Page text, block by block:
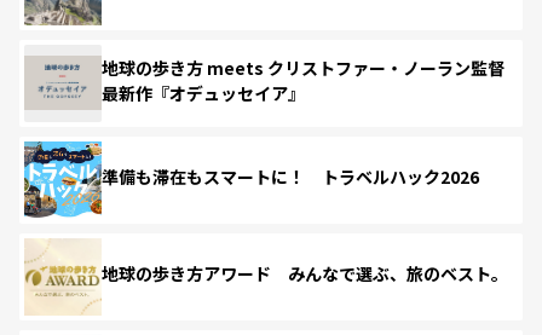
地球の歩き方 meets クリストファー・ノーラン監督
最新作『オデュッセイア』
準備も滞在もスマートに！ トラベルハック2026
地球の歩き方アワード みんなで選ぶ、旅のベスト。